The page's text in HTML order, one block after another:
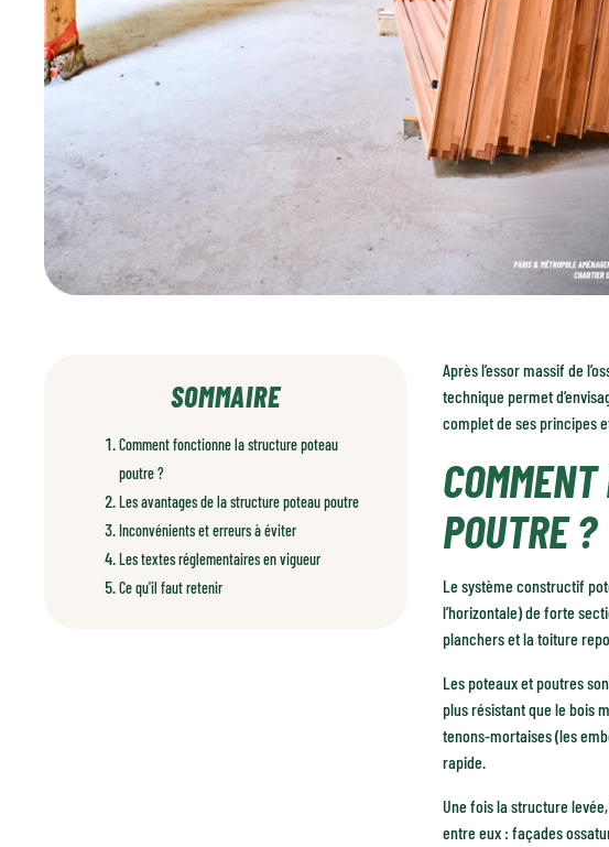
SOMMAIRE
Comment fonctionne la structure poteau
poutre ?
Les avantages de la structure poteau poutre
Inconvénients et erreurs à éviter
Les textes réglementaires en vigueur
Ce qu'il faut retenir
Après l’essor massif de
technique permet
complet de ses principes
POUTRE ?
Le système constructif
l’horizontale) de forte
planchers et la toiture
Les poteaux et poutres
plus résistant que le bois
tenons-mortaises (les
rapide.
Une fois la structure
entre eux : façades